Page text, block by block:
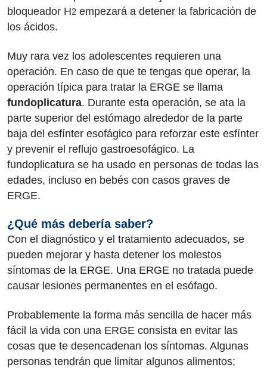
bloqueador H2 empezará a detener la fabricación de
los ácidos.
Muy rara vez los adolescentes requieren una
operación. En caso de que te tengas que operar, la
operación típica para tratar la ERGE se llama
fundoplicatura. Durante esta operación, se ata la
parte superior del estómago alrededor de la parte
baja del esfínter esofágico para reforzar este esfínter
y prevenir el reflujo gastroesofágico. La
fundoplicatura se ha usado en personas de todas las
edades, incluso en bebés con casos graves de
ERGE.
¿Qué más debería saber?
Con el diagnóstico y el tratamiento adecuados, se
pueden mejorar y hasta detener los molestos
síntomas de la ERGE. Una ERGE no tratada puede
causar lesiones permanentes en el esófago.
Probablemente la forma más sencilla de hacer más
fácil la vida con una ERGE consista en evitar las
cosas que te desencadenan los síntomas. Algunas
personas tendrán que limitar algunos alimentos;